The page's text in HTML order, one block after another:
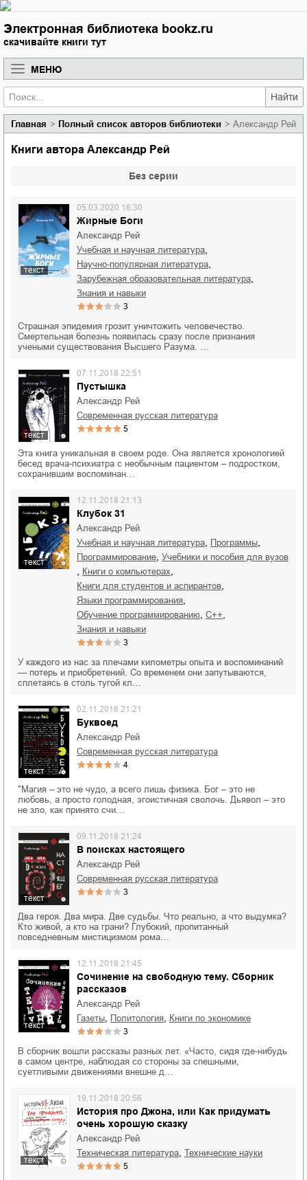
Электронная библиотека bookz.ru
скачивайте книги тут
МЕНЮ
Найти
Главная Полный список авторов библиотеки Александр Рей
Книги автора Александр Рей
Без серии
текст
Жирные Боги
05.03.2020 16:30
Александр Рей
учебная и научная литература
научно-популярная литература
зарубежная образовательная литература
знания и навыки
3
Страшная эпидемия грозит уничтожить человечество.
Смертельная болезнь появилась сразу после признания
учеными существования Высшего Разума. …
текст
Пустышка
07.11.2018 22:51
Александр Рей
современная русская литература
5
Эта книга уникальная в своем роде. Она является хронологией
бесед врача-психиатра с необычным пациентом – подростком,
сохранившим воспоминан…
текст
Клубок 31
12.11.2018 21:13
Александр Рей
учебная и научная литература
программы
программирование учебники и пособия для вузов
книги о компьютерах
книги для студентов и аспирантов
языки программирования
обучение программированию C++
знания и навыки
3
У каждого из нас за плечами километры опыта и воспоминаний
— потерь и приобретений. Со временем они запутываются,
сплетаясь в столь тугой кл…
текст
Буквоед
02.11.2018 21:21
Александр Рей
современная русская литература
4
"Магия – это не чудо, а всего лишь физика. Бог – это не
любовь, а просто голодная, эгоистичная сволочь. Дьявол – это
не зло, как принято счи…
текст
В поисках настоящего
09.11.2018 21:24
Александр Рей
современная русская литература
3
Два героя. Два мира. Две судьбы. Что реально, а что выдумка?
Кто живой, а кто на грани? Глубокий, пропитанный
повседневным мистицизмом рома…
текст
Сочинение на свободную тему. Сборник
рассказов
12.11.2018 21:45
Александр Рей
газеты
политология книги по экономике
3
В сборник вошли рассказы разных лет. «Часто, сидя где-нибудь
в самом центре, наблюдая со стороны за спешными,
суетливыми движениями внешне д…
текст
История про Джона, или Как придумать
очень хорошую сказку
19.11.2018 20:56
Александр Рей
техническая литература
технические науки
5